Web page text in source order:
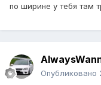
по ширине у тебя там
Опубликовано